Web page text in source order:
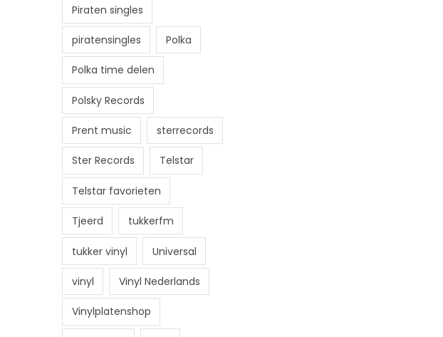
Piraten singles
piratensingles Polka
Polka time delen
Polsky Records
Prent music sterrecords
Ster Records Telstar
Telstar favorieten
Tjeerd tukkerfm
tukker vinyl Universal
vinyl Vinyl Nederlands
Vinylplatenshop